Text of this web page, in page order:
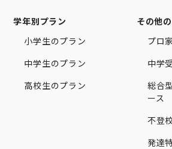
学年別プラン
小学生のプラン
中学生のプラン
高校生のプラン
その他
プロ
中学
総合
ース
不登
発達